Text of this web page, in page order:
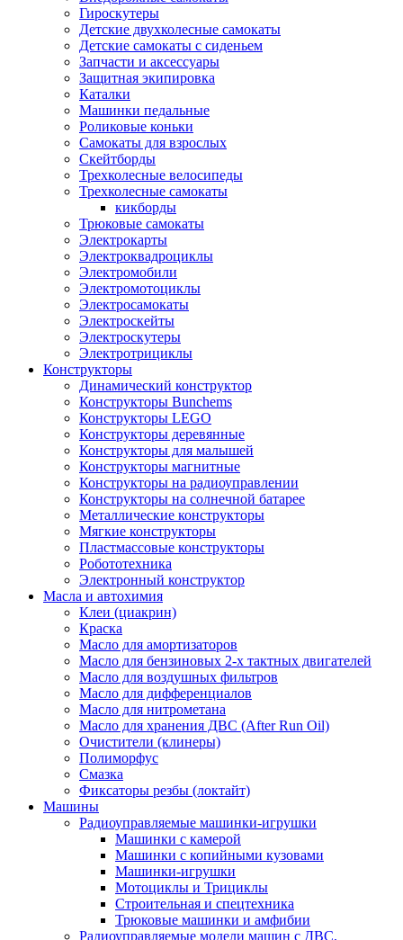
Гироскутеры
Детские двухколесные самокаты
Детские самокаты с сиденьем
Запчасти и аксессуары
Защитная экипировка
Каталки
Машинки педальные
Роликовые коньки
Самокаты для взрослых
Скейтборды
Трехколесные велосипеды
Трехколесные самокаты
кикборды
Трюковые самокаты
Электрокарты
Электроквадроциклы
Электромобили
Электромотоциклы
Электросамокаты
Электроскейты
Электроскутеры
Электротрициклы
Конструкторы
Динамический конструктор
Конструкторы Bunchems
Конструкторы LEGO
Конструкторы деревянные
Конструкторы для малышей
Конструкторы магнитные
Конструкторы на радиоуправлении
Конструкторы на солнечной батарее
Металлические конструкторы
Мягкие конструкторы
Пластмассовые конструкторы
Робототехника
Электронный конструктор
Масла и автохимия
Клеи (циакрин)
Краска
Масло для амортизаторов
Масло для бензиновых 2-х тактных двигателей
Масло для воздушных фильтров
Масло для дифференциалов
Масло для нитрометана
Масло для хранения ДВС (After Run Oil)
Очистители (клинеры)
Полиморфус
Смазка
Фиксаторы резбы (локтайт)
Машины
Радиоуправляемые машинки-игрушки
Машинки с камерой
Машинки с копийными кузовами
Машинки-игрушки
Мотоциклы и Трициклы
Строительная и спецтехника
Трюковые машинки и амфибии
Радиоуправляемые модели машин с ДВС,